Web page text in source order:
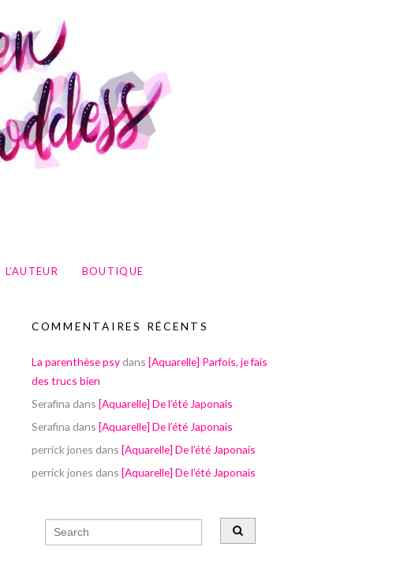
L’AUTEUR BOUTIQUE
COMMENTAIRES RÉCENTS
La parenthèse psy dans [Aquarelle] Parfois, je fais
des trucs bien
Serafina dans [Aquarelle] De l’été Japonais
Serafina dans [Aquarelle] De l’été Japonais
perrick jones dans [Aquarelle] De l’été Japonais
perrick jones dans [Aquarelle] De l’été Japonais